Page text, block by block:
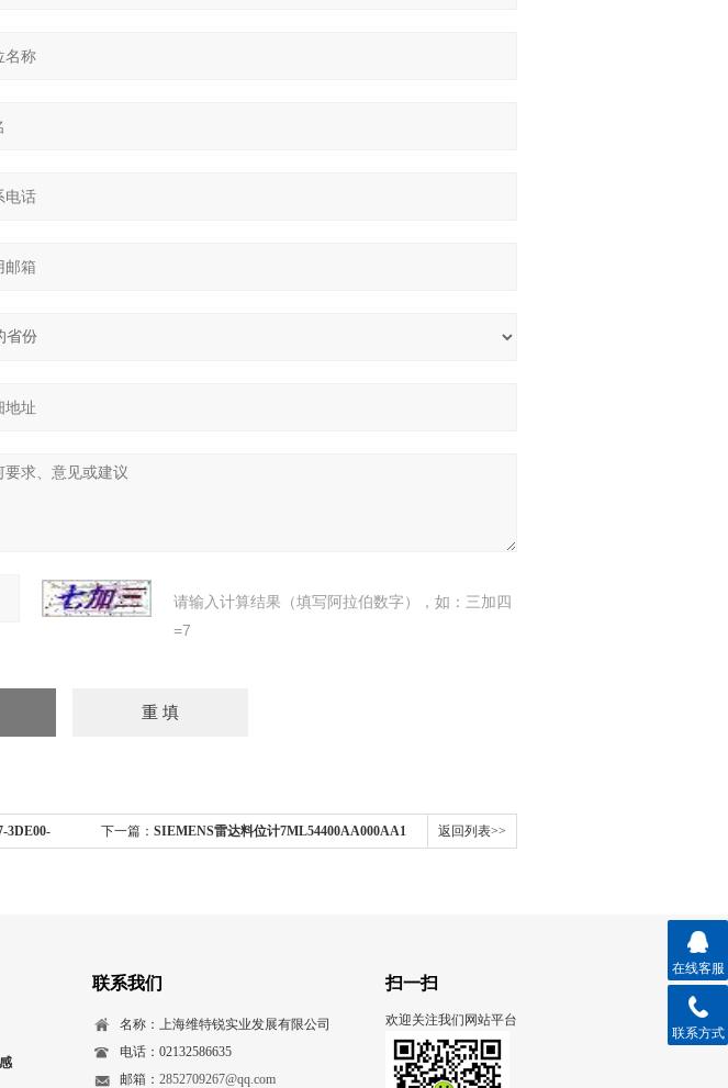
请输入计算结果（填写阿拉伯数字），如：三加四
=7
3DE00- 下一篇： SIEMENS雷达料位计7ML54400AA000AA1 返回列表>>
扫一扫
欢迎关注我们网站平台
联系我们
名称：上海维特锐实业发展有限公司
电话：02132586635
邮箱： 2852709267@qq.com
在线客服
联系方式